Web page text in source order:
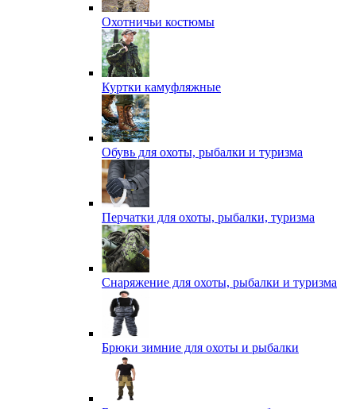
Охотничьи костюмы
Куртки камуфляжные
Обувь для охоты, рыбалки и туризма
Перчатки для охоты, рыбалки, туризма
Снаряжение для охоты, рыбалки и туризма
Брюки зимние для охоты и рыбалки